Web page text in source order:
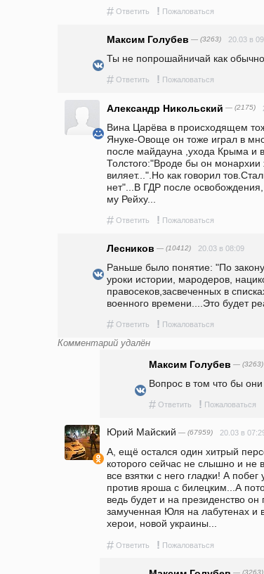
# Ответить ! Пожаловаться
Максим Голубев — (3263) 20.03 в
Ты не попрошайничай как
# Ответить ! Пожаловаться
Александр Никольский — (2175)
Вина Царёва в происходящем
Януке-Овоще он тоже играл в
после майдауна ,ухода Крыма и
Толстого:"Вроде бы он монархии
виляет...".Но как говорил
нет"...В ГДР после
му Рейху...
# Ответить ! Пожаловаться
Лесников — (10412) 20.03 в 08:09
Раньше было понятие: "По
уроки истории, мародеров,
правосеков,засвеченных в
военного времени....Это будет
# Ответить ! Пожаловаться
Комментарий удалён
Максим Голубев — (3263)
Вопрос в том что бы они
# Ответить ! Пожаловаться
Юрий Майский — (67959) 20.03 в
А, ещё остался один хитрый
которого сейчас не слышно и не
все взятки с него гладки! А
против яроша с билецким...А
ведь будет и на президенство
замученная Юля на лабутенах и
херои, новой украины...
# Ответить ! Пожаловаться